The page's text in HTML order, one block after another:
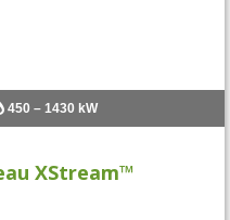
450 – 1430 kW
XStream™